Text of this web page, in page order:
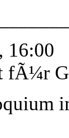
16:00
fÃ¼r